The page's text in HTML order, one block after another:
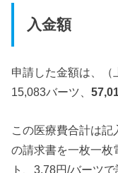
入金額
申請した金額は、（
15,083バーツ、
この医療費合計は記
の請求書を一枚一枚
ト、3.78円/バーツ